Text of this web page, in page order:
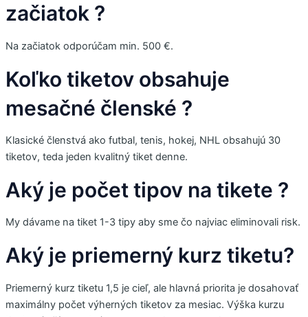
začiatok ?
Na začiatok odporúčam min. 500 €.
Koľko tiketov obsahuje
mesačné členské ?
Klasické členstvá ako futbal, tenis, hokej, NHL obsahujú 30
tiketov, teda jeden kvalitný tiket denne.
Aký je počet tipov na tikete ?
My dávame na tiket 1-3 tipy aby sme čo najviac eliminovali risk.
Aký je priemerný kurz tiketu?
Priemerný kurz tiketu 1,5 je cieľ, ale hlavná priorita je dosahovať
maximálny počet výherných tiketov za mesiac. Výška kurzu